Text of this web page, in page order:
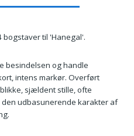
bogstaver til 'Hanegal'.
besindelsen og handle
intens markør. Overført
sjældent stille, ofte
udbasunerende karakter af